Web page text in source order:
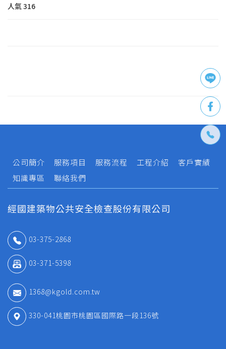
人氣316
公司簡介 服務項目 服務流程 工程介紹
客戶實績
知識專區
聯絡我們
經國建築物公共安全檢查股份有限公司
03-375-2868
03-371-5398
1368@kgold.com.tw
330-041桃園市桃園區國際路一段136號